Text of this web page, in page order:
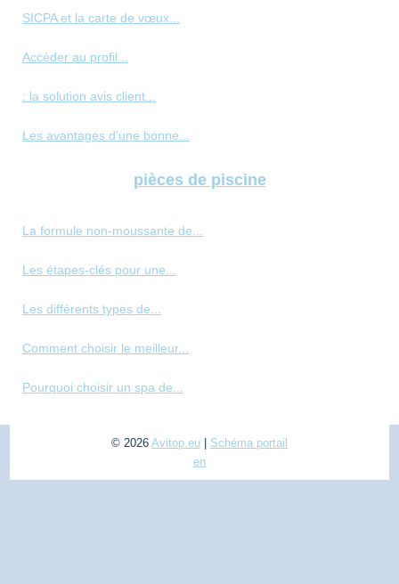
SICPA et la carte de vœux...
Accéder au profil...
: la solution avis client...
Les avantages d'une bonne...
pièces de piscine
La formule non-moussante de...
Les étapes-clés pour une...
Les différents types de...
Comment choisir le meilleur...
Pourquoi choisir un spa de...
© 2026 Avitop.eu
Schéma portail
en